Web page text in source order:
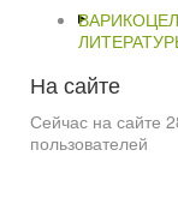
На сайте
Сейчас на сайте
пользователей